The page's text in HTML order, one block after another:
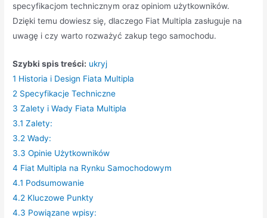
specyfikacjom technicznym oraz opiniom użytkowników.
Dzięki temu dowiesz się, dlaczego Fiat Multipla zasługuje na
uwagę i czy warto rozważyć zakup tego samochodu.
Szybki spis treści: ukryj
1 Historia i Design Fiata Multipla
2 Specyfikacje Techniczne
3 Zalety i Wady Fiata Multipla
3.1 Zalety:
3.2 Wady:
3.3 Opinie Użytkowników
4 Fiat Multipla na Rynku Samochodowym
4.1 Podsumowanie
4.2 Kluczowe Punkty
4.3 Powiązane wpisy: